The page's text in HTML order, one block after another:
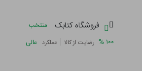
فروشگاه کتابک
منتخب
۱۰۰ % رضایت از کالا | عملکرد عالی